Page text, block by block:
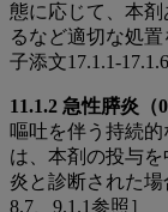
態に応じて、本
るなど適切な処置
子添文17.1.1-
11.1.2 急性膵炎（
嘔吐を伴う持続
は、本剤の投与
炎と診断された場
8.7、9.1.1参照］